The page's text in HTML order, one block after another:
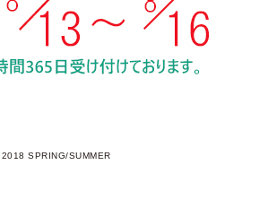
2018 SPRING/SUMMER